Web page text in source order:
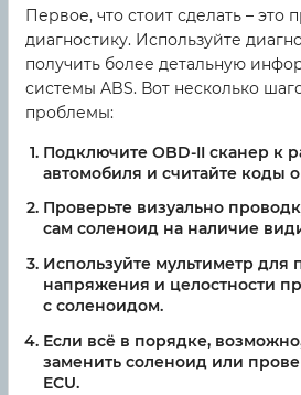
Первое, что стоит сделать – это
диагностику. Используйте
получить более детальную
системы ABS. Вот несколько
проблемы:
Подключите OBD-II сканер к
автомобиля и считайте коды
Проверьте визуально
сам соленоид на наличие
Используйте мультиметр для
напряжения и целостности
с соленоидом.
Если всё в порядке,
заменить соленоид или
ECU.